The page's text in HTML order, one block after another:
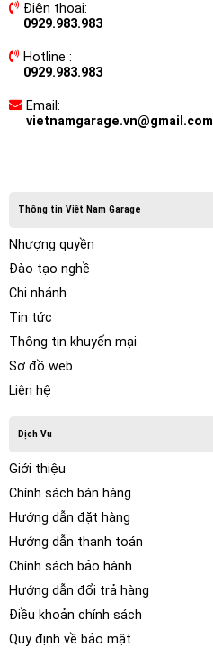
Điện thoại:
0929.983.983
Hotline :
0929.983.983
Email:
vietnamgarage.vn@gmail.com
Thông tin Việt Nam Garage
Nhượng quyền
Đào tạo nghề
Chi nhánh
Tin tức
Thông tin khuyến mại
Sơ đồ web
Liên hệ
Dịch Vụ
Giới thiệu
Chính sách bán hàng
Hướng dẫn đặt hàng
Hướng dẫn thanh toán
Chính sách bảo hành
Hướng dẫn đổi trả hàng
Điều khoản chính sách
Quy định về bảo mật